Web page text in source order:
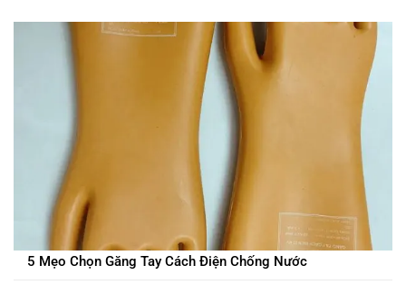
5 Mẹo Chọn Găng Tay Cách Điện Chống Nước